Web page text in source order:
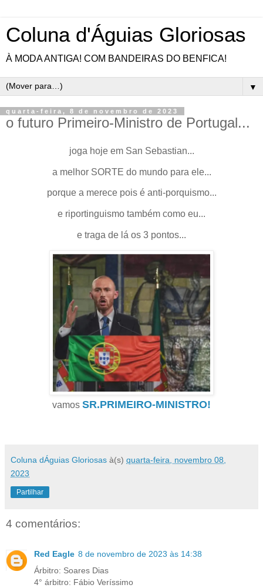
Coluna d'Águias Gloriosas
À MODA ANTIGA! COM BANDEIRAS DO BENFICA!
▼
quarta-feira, 8 de novembro de 2023
o futuro Primeiro-Ministro de Portugal...
joga hoje em San Sebastian...
a melhor SORTE do mundo para ele...
porque a merece pois é anti-porquismo...
e riportinguismo também como eu...
e traga de lá os 3 pontos...
vamos SR.PRIMEIRO-MINISTRO!
Coluna dÁguias Gloriosas à(s) quarta-feira, novembro 08,
2023
Partilhar
4 comentários:
Red Eagle 8 de novembro de 2023 às 14:38
Árbitro: Soares Dias
4° árbitro: Fábio Veríssimo